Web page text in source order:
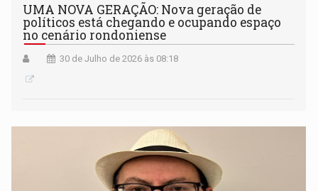
UMA NOVA GERAÇÃO: Nova geração de
políticos está chegando e ocupando espaço
no cenário rondoniense
30 de Julho de 2026 às 08:18